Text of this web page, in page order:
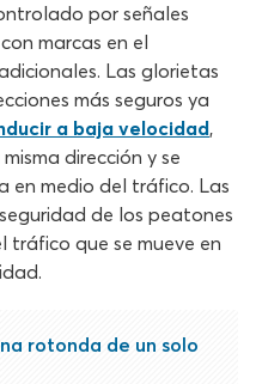
por señales
marcas en el
Las glorietas
más seguros ya
a baja velocidad,
dirección y se
en medio del tráfico. Las
de los peatones
tráfico que se mueve en
rotonda de un solo